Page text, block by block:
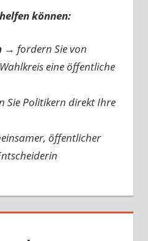
können:
→ fordern Sie von
eine öffentliche
Sie Politikern direkt Ihre
öffentlicher